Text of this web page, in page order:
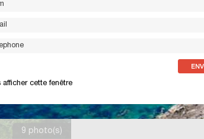
9 photo(s)
afficher cette fenêtre